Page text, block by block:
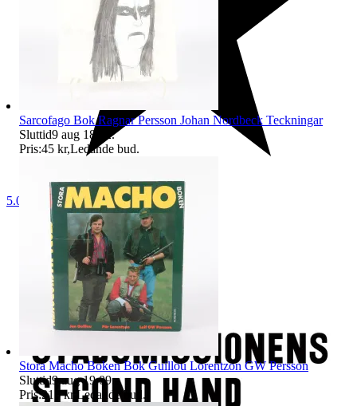
5.0
Sarcofago Bok Ragnar Persson Johan Nordbeck Teckningar
Sluttid9 aug 18:32.
Pris:45 kr,Ledande bud.
Stora Macho Boken Bok Guillou Lorentzon GW Persson
Sluttid9 aug 19:09.
Pris:215 kr Ledande bud.